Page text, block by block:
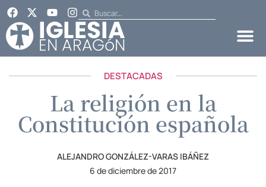
DESTACADAS
La religión en la
Constitución española
ALEJANDRO GONZÁLEZ-VARAS IBÁÑEZ
6 de diciembre de 2017